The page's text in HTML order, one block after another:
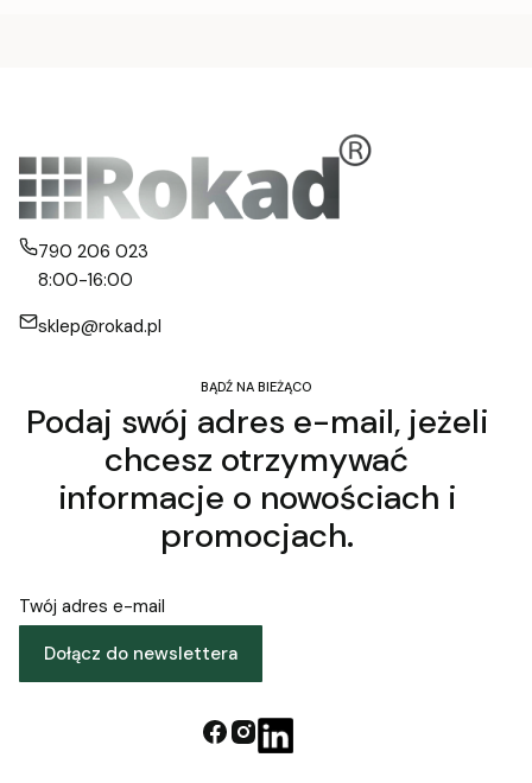
790 206 023
8:00-16:00
sklep@rokad.pl
BĄDŹ NA BIEŻĄCO
Podaj swój adres e-mail, jeżeli
chcesz otrzymywać
informacje o nowościach i
promocjach.
Twój adres e-mail
Dołącz do newslettera